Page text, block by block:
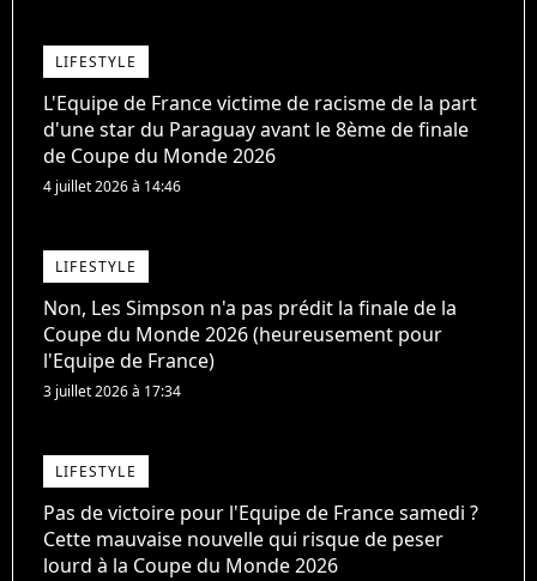
LIFESTYLE
L'Equipe de France victime de racisme de la part
d'une star du Paraguay avant le 8ème de finale
de Coupe du Monde 2026
4 juillet 2026 à 14:46
LIFESTYLE
Non, Les Simpson n'a pas prédit la finale de la
Coupe du Monde 2026 (heureusement pour
l'Equipe de France)
3 juillet 2026 à 17:34
LIFESTYLE
Pas de victoire pour l'Equipe de France samedi ?
Cette mauvaise nouvelle qui risque de peser
lourd à la Coupe du Monde 2026